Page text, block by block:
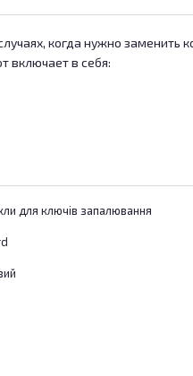
когда нужно заменить
включает в себя:
для ключів запалювання